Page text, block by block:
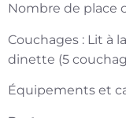
Nombre de place
Couchages : Lit à
dinette (5
Équipements et